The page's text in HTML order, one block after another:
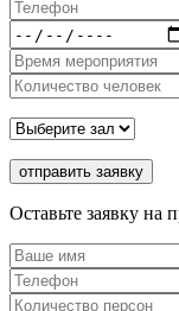
Оставьте заявку на